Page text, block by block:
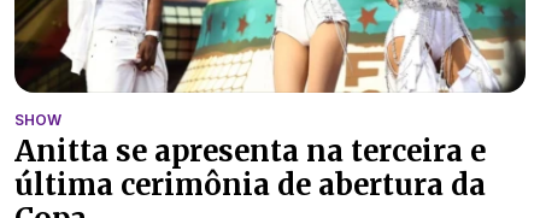
SHOW
Anitta se apresenta na terceira e
última cerimônia de abertura da